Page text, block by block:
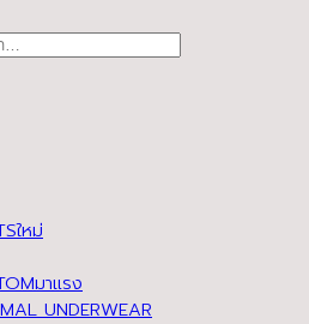
UNDERWEAR